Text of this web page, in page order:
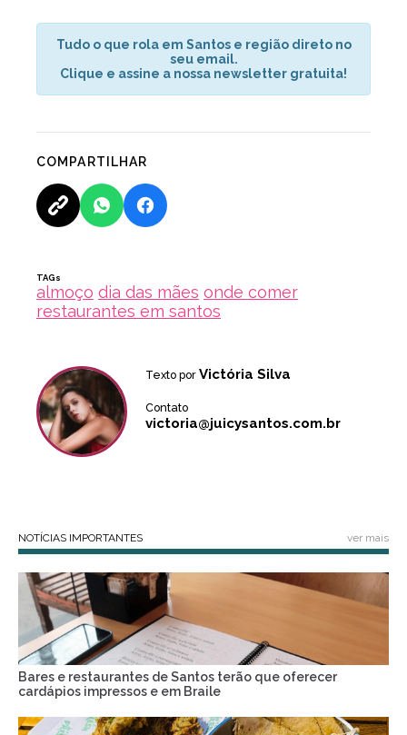
Tudo o que rola em Santos e região direto no
seu email.
Clique e assine a nossa newsletter gratuita!
COMPARTILHAR
TAGs
almoço dia das mães onde comer
restaurantes em santos
Texto por Victória Silva
Contato
victoria@juicysantos.com.br
NOTÍCIAS IMPORTANTES ver mais
Bares e restaurantes de Santos terão que oferecer
cardápios impressos e em Braile